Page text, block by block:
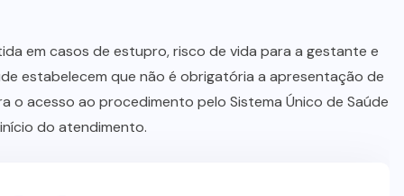
em casos de estupro, risco de vida para a gestante e
estabelecem que não é obrigatória a apresentação de
o acesso ao procedimento pelo Sistema Único de Saúde
do atendimento.